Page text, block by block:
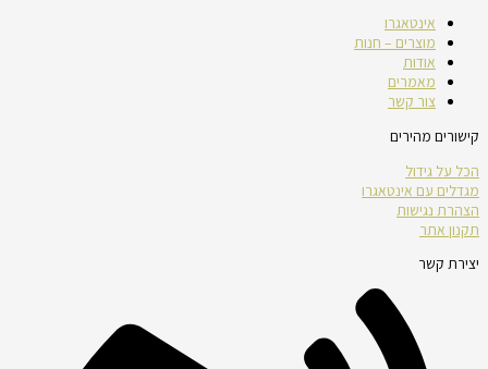
אינטאגרו
מוצרים – חנות
אודות
מאמרים
צור קשר
קישורים מהירים
הכל על גידול
מגדלים עם אינטאגרו
הצהרת נגישות
תקנון אתר
יצירת קשר